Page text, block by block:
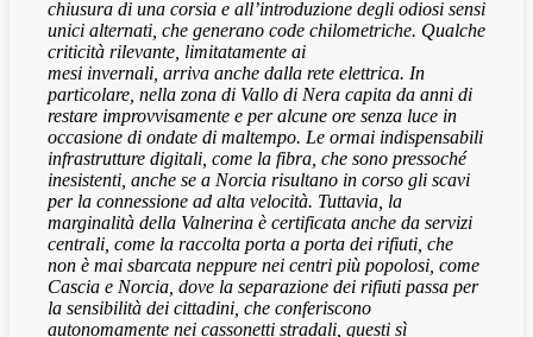
chiusura di una corsia e all’introduzione degli odiosi sensi
unici alternati, che generano code chilometriche. Qualche
criticità rilevante, limitatamente ai
mesi invernali, arriva anche dalla rete elettrica. In
particolare, nella zona di Vallo di Nera capita da anni di
restare improvvisamente e per alcune ore senza luce in
occasione di ondate di maltempo. Le ormai indispensabili
infrastrutture digitali, come la fibra, che sono pressoché
inesistenti, anche se a Norcia risultano in corso gli scavi
per la connessione ad alta velocità. Tuttavia, la
marginalità della Valnerina è certificata anche da servizi
centrali, come la raccolta porta a porta dei rifiuti, che
non è mai sbarcata neppure nei centri più popolosi, come
Cascia e Norcia, dove la separazione dei rifiuti passa per
la sensibilità dei cittadini, che conferiscono
autonomamente nei cassonetti stradali, questi sì